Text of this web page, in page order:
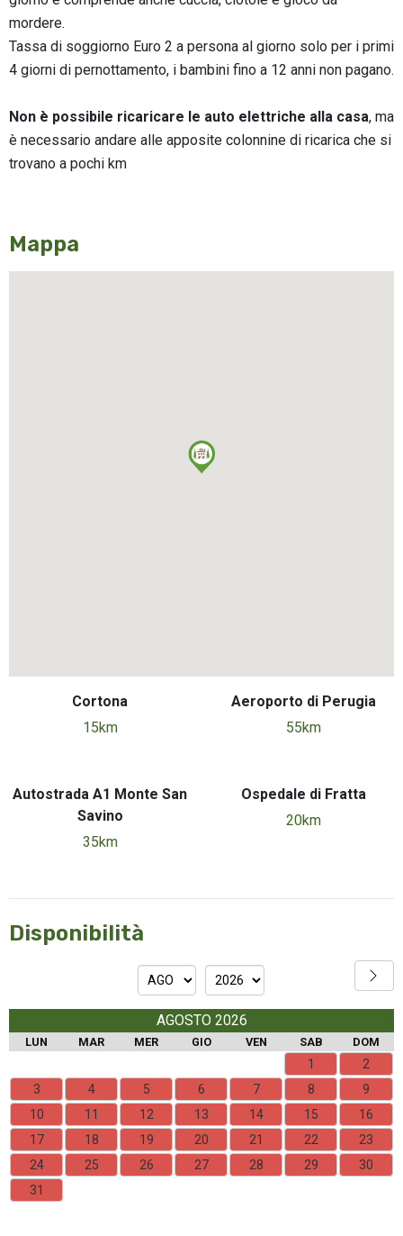
mordere.
Tassa di soggiorno Euro 2 a persona al giorno solo per i primi
4 giorni di pernottamento, i bambini fino a 12 anni non pagano.
Non è possibile ricaricare le auto elettriche alla casa, ma
è necessario andare alle apposite colonnine di ricarica che si
trovano a pochi km
Mappa
Cortona
15km
Aeroporto di Perugia
55km
Autostrada A1 Monte San
Savino
35km
Ospedale di Fratta
20km
Disponibilità
AGOSTO 2026
LUN MAR MER GIO VEN SAB DOM
1
2
3
4 5 6 7 8
9
10
11 12 13 14 15
16
17
18 19 20 21 22
23
24
25 26 27 28 29
30
31